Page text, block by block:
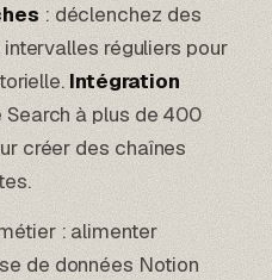
: déclenchez des
réguliers pour
Intégration
à plus de 400
créer des chaînes
: alimenter
de données Notion